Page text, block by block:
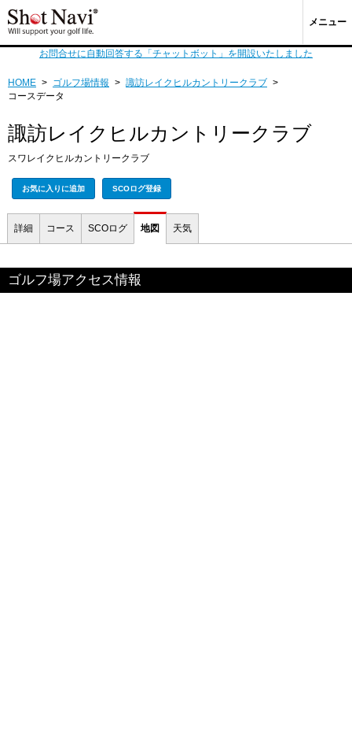
メニュー
お問合せに自動回答する「チャットボット」を開設いたしました
HOME > ゴルフ場情報 > 諏訪レイクヒルカントリークラブ >
コースデータ
諏訪レイクヒルカントリークラブ
スワレイクヒルカントリークラブ
お気に入りに追加 SCOログ登録
詳細 コース SCOログ 地図 天気
ゴルフ場アクセス情報